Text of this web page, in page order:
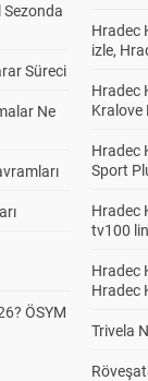
Sezonda
Süreci
Ne
ÖSYM
Hradec
izle,
Hradec
Kralove
Hradec
Sport
Hradec
tv100
Hradec
Hradec
Trivela